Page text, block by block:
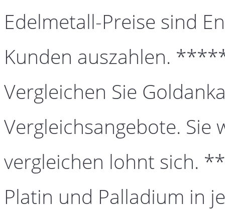
Edelmetall-Preise sind
Kunden auszahlen.
Vergleichen Sie
Vergleichsangebote. Sie
vergleichen lohnt sich.
Platin und Palladium in